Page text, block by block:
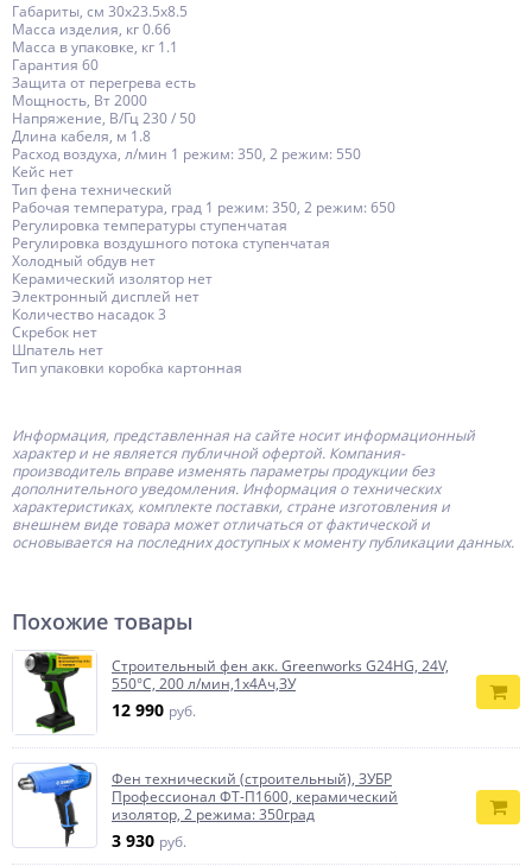
Габариты, см 30x23.5x8.5
Масса изделия, кг 0.66
Масса в упаковке, кг 1.1
Гарантия 60
Защита от перегрева есть
Мощность, Вт 2000
Напряжение, В/Гц 230 / 50
Длина кабеля, м 1.8
Расход воздуха, л/мин 1 режим: 350, 2 режим: 550
Кейс нет
Тип фена технический
Рабочая температура, град 1 режим: 350, 2 режим: 650
Регулировка температуры ступенчатая
Регулировка воздушного потока ступенчатая
Холодный обдув нет
Керамический изолятор нет
Электронный дисплей нет
Количество насадок 3
Скребок нет
Шпатель нет
Тип упаковки коробка картонная
Информация, представленная на сайте носит информационный
характер и не является публичной офертой. Компания-
производитель вправе изменять параметры продукции без
дополнительного уведомления. Информация о технических
характеристиках, комплекте поставки, стране изготовления и
внешнем виде товара может отличаться от фактической и
основывается на последних доступных к моменту публикации данных.
Похожие товары
Строительный фен акк. Greenworks G24HG, 24V,
550°С, 200 л/мин,1х4Ач,ЗУ
12 990 руб.
Фен технический (строительный), ЗУБР
Профессионал ФТ-П1600, керамический
изолятор, 2 режима: 350град
3 930 руб.